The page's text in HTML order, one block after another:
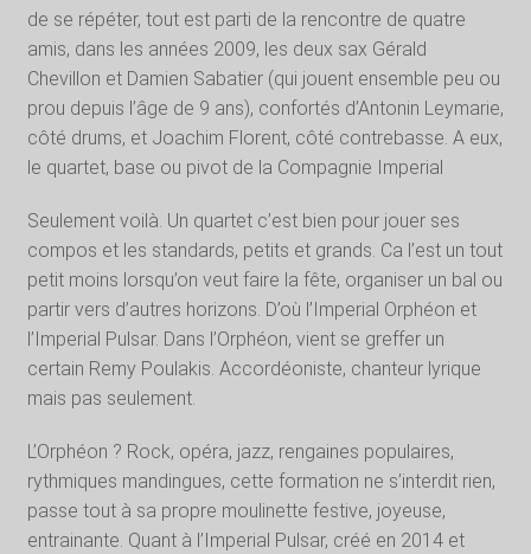
de se répéter, tout est parti de la rencontre de quatre
amis, dans les années 2009, les deux sax Gérald
Chevillon et Damien Sabatier (qui jouent ensemble peu ou
prou depuis l’âge de 9 ans), confortés d’Antonin Leymarie,
côté drums, et Joachim Florent, côté contrebasse. A eux,
le quartet, base ou pivot de la Compagnie Imperial
Seulement voilà. Un quartet c’est bien pour jouer ses
compos et les standards, petits et grands. Ca l’est un tout
petit moins lorsqu’on veut faire la fête, organiser un bal ou
partir vers d’autres horizons. D’où l’Imperial Orphéon et
l’Imperial Pulsar. Dans l’Orphéon, vient se greffer un
certain Remy Poulakis. Accordéoniste, chanteur lyrique
mais pas seulement.
L’Orphéon ? Rock, opéra, jazz, rengaines populaires,
rythmiques mandingues, cette formation ne s’interdit rien,
passe tout à sa propre moulinette festive, joyeuse,
entrainante. Quant à l’Imperial Pulsar, créé en 2014 et